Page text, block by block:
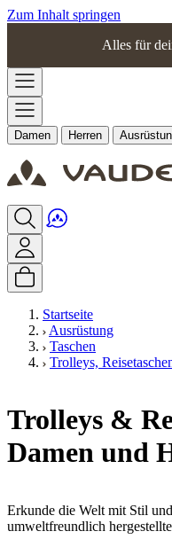
Zum Inhalt springen
Alles für
Damen Herren
Startseite
Ausrüstung
Taschen
Trolleys,
Trolleys &
Damen und
Erkunde die Welt mit Stil
umweltfreundlich